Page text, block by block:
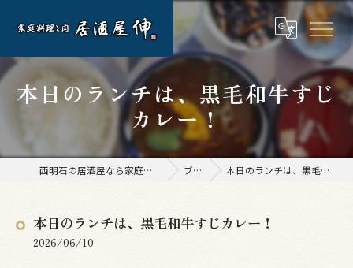
本日のランチは、黒毛和牛すじ
カレー！
西明石の居酒屋なら家庭料理と肉 居酒屋 伸 ブログ 本日のランチは、黒毛和牛すじカレー！
本日のランチは、黒毛和牛すじカレー！
2026/06/10